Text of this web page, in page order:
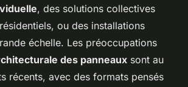
, des solutions collectives
ou des installations
échelle. Les préoccupations
des panneaux sont au
récents, avec des formats pensés